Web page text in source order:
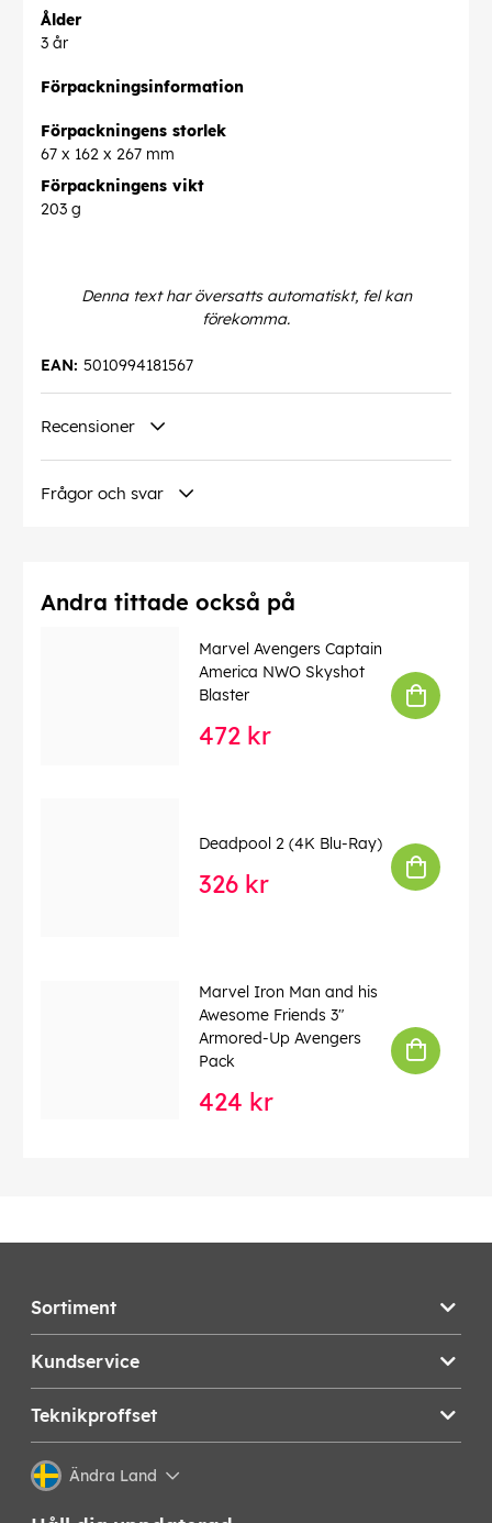
Ålder
3 år
Förpackningsinformation
Förpackningens storlek
67 x 162 x 267 mm
Förpackningens vikt
203 g
Denna text har översatts automatiskt, fel kan
förekomma.
5010994181567
EAN:
Recensioner
Frågor och svar
Andra tittade också på
Marvel Avengers Captain
America NWO Skyshot
Blaster
472 kr
Deadpool 2 (4K Blu-Ray)
326 kr
Marvel Iron Man and his
Awesome Friends 3"
Armored-Up Avengers
Pack
424 kr
Sortiment
Kundservice
Teknikproffset
Ändra Land